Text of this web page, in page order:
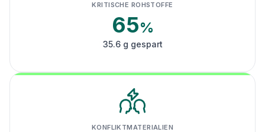
KRITISCHE ROHSTOFFE
65%
35.6 g gespart
KONFLIKTMATERIALIEN